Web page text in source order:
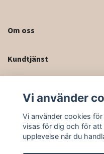
Om oss
Kundtjänst
Sociala medier
Vi använder
Vi använder cookies
visas för dig och för att
upplevelse när du